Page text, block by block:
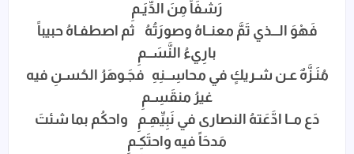
رَشفَاً مِنَ الدِّيَـمِ
فَهْوَ الـــذي تَمَّ معنــاهُ وصورَتُهُ ثم اصطفـاهُ حبيباً
بارِيءُ النَّسَــمِ
مُنَـزَّهٌ عـن شـريكٍ في محاسِــنِهِ فجَـوهَرُ الحُسـنِ فيه
غيرُ منقَسِـمِ
دَع مــا ادَّعَتهُ النصارى في نَبِيِّهِـمِ واحكُم بما شئتَ
مَدحَاً فيه واحتَكِـمِ